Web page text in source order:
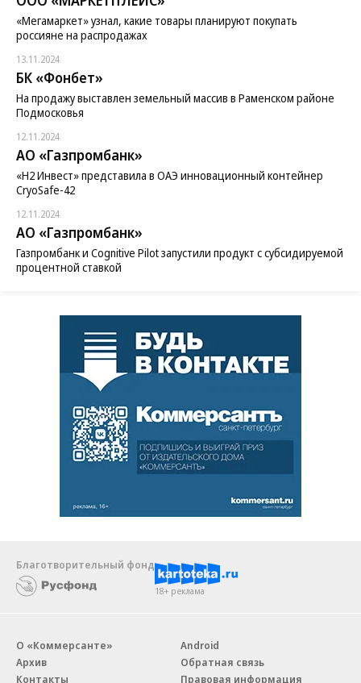
«Мегамаркет» узнал, какие товары планируют покупать
россияне на распродажах
13.11.2024
БК «Фонбет»
На продажу выставлен земельный массив в Раменском районе
Подмосковья
12.11.2024
АО «Газпромбанк»
«H2 Инвест» представила в ОАЭ инновационный контейнер
CryoSafe-42
12.11.2024
АО «Газпромбанк»
Газпромбанк и Cognitive Pilot запустили продукт с субсидируемой
процентной ставкой
Благотворительный фонд
18+ реклама
О «Коммерсанте»
Архив
Контакты
Android
Обратная связь
Правовая информация